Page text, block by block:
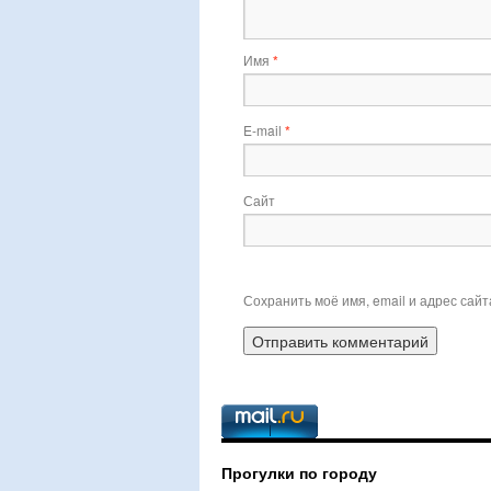
Имя *
E-mail *
Сайт
Сохранить моё имя, email и адрес
Прогулки по городу